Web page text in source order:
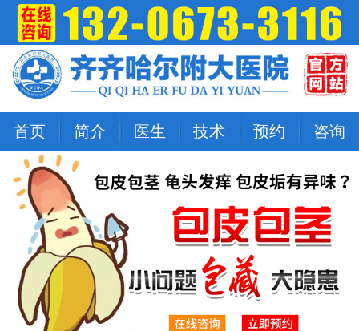
首页 简介 医生 技术 预约 咨询